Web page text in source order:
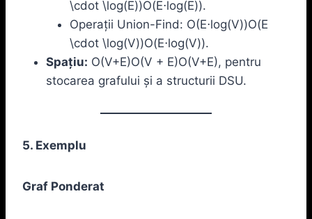
\cdot \log(E))O(E⋅log(E)).
Operații Union-Find: O(E⋅log⁡(V))O(E
\cdot \log(V))O(E⋅log(V)).
Spațiu: O(V+E)O(V + E)O(V+E), pentru
stocarea grafului și a structurii DSU.
5. Exemplu
Graf Ponderat